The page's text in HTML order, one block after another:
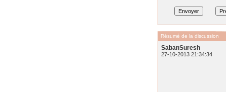
Résumé de la discussion
SabanSuresh
27-10-2013 21:34:34